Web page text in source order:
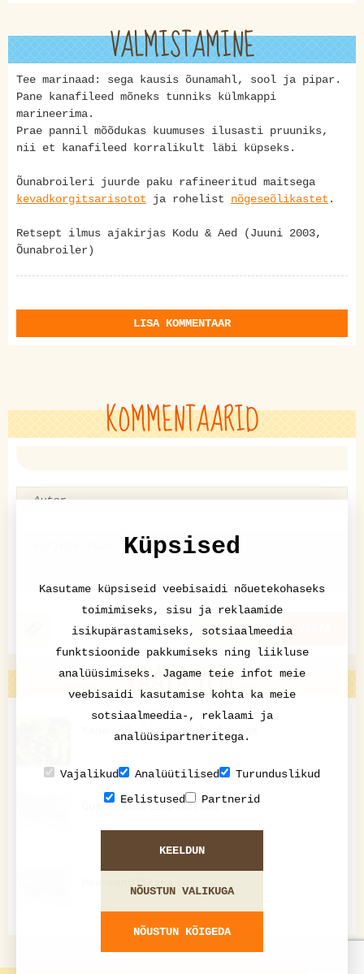
VALMISTAMINE
Tee marinaad: sega kausis õunamahl, sool ja pipar.
Pane kanafileed mõneks tunniks külmkappi
marineerima.
Prae pannil mõõdukas kuumuses ilusasti pruuniks,
nii et kanafileed korralikult läbi küpseks.
Õunabroileri juurde paku rafineeritud maitsega
kevadkorgitsarisotot ja rohelist nõgeseõlikastet .
Retsept ilmus ajakirjas Kodu & Aed (Juuni 2003,
Õunabroiler)
LISA KOMMENTAAR
KOMMENTAARID
KATKESTA
VAATA VEEL
Kanavokk laimi ja kookosega
Õunamaitseline kalkun
Mee-mandlikana
Küpsised
Kasutame küpsiseid veebisaidi nõuetekohaseks
toimimiseks, sisu ja reklaamide
isikupärastamiseks, sotsiaalmeedia
funktsioonide pakkumiseks ning liikluse
analüüsimiseks. Jagame teie infot meie
veebisaidi kasutamise kohta ka meie
sotsiaalmeedia-, reklaami ja
analüüsipartneritega.
Vajalikud Analüütilised
Turunduslikud
Eelistused
Partnerid
KEELDUN
NÕUSTUN VALIKUGA
NÕUSTUN KÕIGEDA